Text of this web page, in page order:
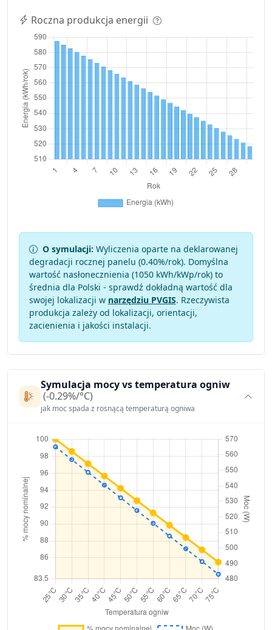
Roczna produkcja energii
O symulacji: Wyliczenia oparte na deklarowanej
degradacji rocznej panelu (0.40%/rok). Domyślna
wartość nasłonecznienia (1050 kWh/kWp/rok) to
średnia dla Polski - sprawdź dokładną wartość dla
swojej lokalizacji w narzędziu PVGIS. Rzeczywista
produkcja zależy od lokalizacji, orientacji,
zacienienia i jakości instalacji.
Symulacja mocy vs temperatura ogniw
(-0.29%/°C)
jak moc spada z rosnącą temperaturą ogniwa